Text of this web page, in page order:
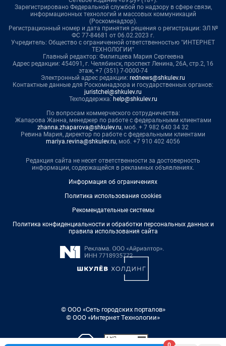
Зарегистрировано Федеральной службой по надзору в сфере связи,
информационных технологий и массовых коммуникаций
(Роскомнадзор).
Регистрационный номер и дата принятия решения о регистрации: ЭЛ №
ФС 77-84681 от 06.02.2023 г.
Учредитель: Общество с ограниченной ответственностью "ИНТЕРНЕТ
ТЕХНОЛОГИИ"
Главный редактор: Филипцева Мария Сергеевна
Адрес редакции: 454091, г. Челябинск, проспект Ленина, 26А, стр.2, 16
этаж, +7 (351) 7-0000-74
Электронный адрес редакции: rednews@shkulev.ru
Контактные данные для Роскомнадзора и государственных органов:
juristchel@shkulev.ru
Техподдержка: help@shkulev.ru
По вопросам коммерческого сотрудничества:
Жапарова Жанна, менеджер по работе с федеральными клиентами
zhanna.zhaparova@shkulev.ru, моб. + 7 982 640 34 32
Ревина Мария, директор по работе с федеральными клиентами
mariya.revina@shkulev.ru, моб. +7 910 402 4056
Редакция сайта не несет ответственности за достоверность
информации, содержащейся в рекламных объявлениях.
Информация об ограничениях
Политика использования cookies
Рекомендательные системы
Политика конфиденциальности и обработки персональных данных и
правила использования сайта
© ООО «Сеть городских порталов»
© ООО «Интернет Технологии»